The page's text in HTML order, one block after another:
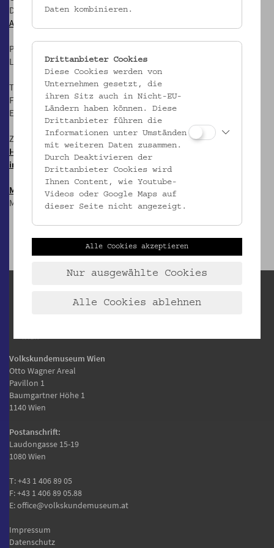
Di-Fr: 10-17 Uhr
Anfahrt
Postanschrift:
Laudongasse 15-19, 1080 Wien
T: +43 1 406 89 05
F: +43 1 406 89 05.88
E:
office@volkskundemuseum.at
Zum Newsletter:
HIER anmelden &
informiert bleiben!
Mostothek@ OWA
Mai-Sep: Dienstags, 17 Uhr
Volkskundemuseum Wien
Otto Wagner Areal
Pavillon 1
Baumgartner Höhe 1
1140 Wien
Postanschrift:
Laudongasse 15-19
1080 Wien
T:+43 1 406 89 05
F: +43 1 406 89 05.88
E:office@volkskundemuseum.at
Impressum
Datenschutz
Daten kombinieren.
Drittanbieter Cookies
Diese Cookies werden von
Unternehmen gesetzt, die
ihren Sitz auch in Nicht-EU-
Ländern haben können. Diese
Drittanbieter führen die
Informationen unter Umständen
mit weiteren Daten zusammen.
Durch Deaktivieren der
Drittanbieter Cookies wird
Ihnen Content, wie Youtube-
Videos oder Google Maps auf
dieser Seite nicht angezeigt.
Alle Cookies akzeptieren
Nur ausgewählte Cookies
Alle Cookies ablehnen